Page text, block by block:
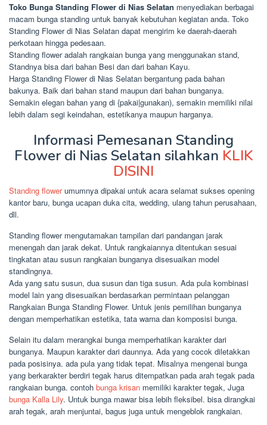
Toko Bunga Standing Flower di Nias Selatan menyediakan berbagai
macam bunga standing untuk banyak kebutuhan kegiatan anda. Toko
Standing Flower di Nias Selatan dapat mengirim ke daerah-daerah
perkotaan hingga pedesaan.
Standing flower adalah rangkaian bunga yang menggunakan stand,
Standnya bisa dari bahan Besi dan dari bahan Kayu.
Harga Standing Flower di Nias Selatan bergantung pada bahan
bakunya. Baik dari bahan stand maupun dari bahan bunganya.
Semakin elegan bahan yang di {pakai|gunakan), semakin memiliki nilai
lebih dalam segi keindahan, estetikanya maupun harganya.
Informasi Pemesanan Standing
Flower di Nias Selatan silahkan KLIK
DISINI
Standing flowerumumnya dipakai untuk acara selamat sukses opening
kantor baru, bunga ucapan duka cita, wedding, ulang tahun perusahaan,
dll.
Standing flower mengutamakan tampilan dari pandangan jarak
menengah dan jarak dekat. Untuk rangkaiannya ditentukan sesuai
tingkatan atau susun rangkaian bunganya disesuaikan model
standingnya.
Ada yang satu susun, dua susun dan tiga susun. Ada pula kombinasi
model lain yang disesuaikan berdasarkan permintaan pelanggan
Rangkaian Bunga Standing Flower. Untuk jenis pemilihan bunganya
dengan memperhatikan estetika, tata warna dan komposisi bunga.
Selain itu dalam merangkai bunga memperhatikan karakter dari
bunganya. Maupun karakter dari daunnya. Ada yang cocok diletakkan
pada posisinya. ada pula yang tidak tepat. Misalnya mengenai bunga
yang berkarakter berdiri tegak harus ditempatkan pada arah tegak pada
rangkaian bunga. contoh bunga krisan memiliki karakter tegak, Juga
bunga Kalla Lily. Untuk bunga mawar bisa lebih fleksibel. bisa dirangkai
arah tegak, arah menjuntai, bagus juga untuk mengeblok rangkaian.